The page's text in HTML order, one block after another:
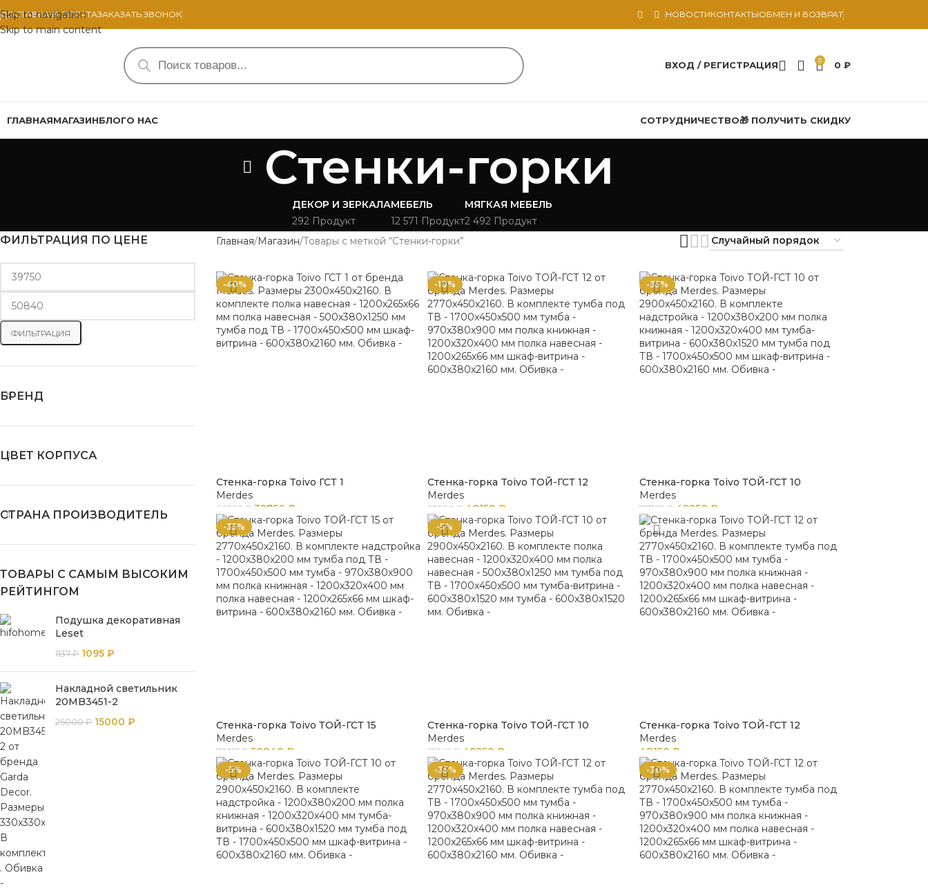
Skip to navigation
Skip to main content
ДОСТАВКА И ОПЛАТАЗАКАЗАТЬ ЗВОНОК НОВОСТИКОНТАКТЫОБМЕН И ВОЗВРАТ
ВХОД / РЕГИСТРАЦИЯ 0 0 ₽
ГЛАВНАЯМАГАЗИНБЛОГО НАС СОТРУДНИЧЕСТВО🎁 ПОЛУЧИТЬ СКИДКУ
Стенки-горки
ДЕКОР И ЗЕРКАЛА
292 Продукт
МЕБЕЛЬ
12 571 Продукт
МЯГКАЯ МЕБЕЛЬ
2 492 Продукт
ФИЛЬТРАЦИЯ ПО ЦЕНЕ
ФИЛЬТРАЦИЯ
БРЕНД
ЦВЕТ КОРПУСА
СТРАНА ПРОИЗВОДИТЕЛЬ
ТОВАРЫ С САМЫМ ВЫСОКИМ
РЕЙТИНГОМ
Подушка декоративная
Leset
1137₽ 1095 ₽
Накладной светильник
20MB3451-2
25000₽ 15000 ₽
Главная Магазин Товары с меткой “Стенки-горки”
-40%
Стенка-горка Toivo ГСТ 1
Merdes
66250 ₽ 39750 ₽
-10%
Стенка-горка Toivo ТОЙ-ГСТ 12
Merdes
53500 ₽ 48150 ₽
-35%
Стенка-горка Toivo ТОЙ-ГСТ 10
Merdes
75769 ₽ 49250 ₽
-35%
Стенка-горка Toivo ТОЙ-ГСТ 15
Merdes
78215 ₽ 50840 ₽
-5%
Стенка-горка Toivo ТОЙ-ГСТ 10
Merdes
51842 ₽ 49250 ₽
Стенка-горка Toivo ТОЙ-ГСТ 12
Merdes
48150 ₽
-5% -35% -30%